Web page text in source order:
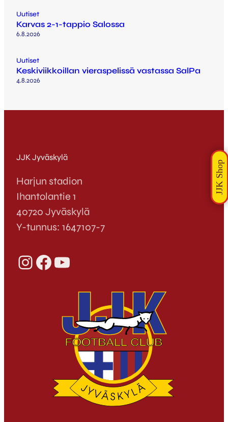
Uutiset
Karvas 2-1-tappio Salossa
6.8.2026
Uutiset
Keskiviikkoillan vieraspelissä vastassa SalPa
4.8.2026
JJK Jyväskylä
Harjun stadion
Ihantolantie 1
40720 Jyväskylä
Y-tunnus: 1647107-7
InstagramFacebook YouTube